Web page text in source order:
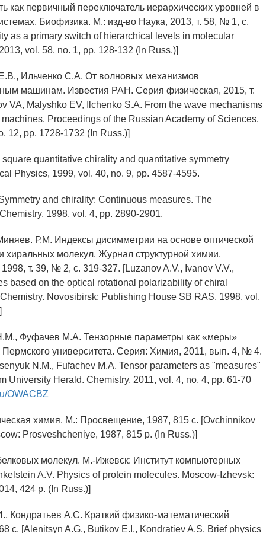
как первичный переключатель иерархических уровней в
Биофизика. М.: изд-во Наука, 2013, т. 58, № 1, с.
as a primary switch of hierarchical levels in molecular
vol. 58. no. 1, pp. 128-132 (In Russ.)]
Ильченко С.А. От волновых механизмов
машинам. Известия РАН. Серия физическая, 2015, т.
VA, Malyshko EV, Ilchenko S.A. From the wave mechanisms
Proceedings of the Russian Academy of Sciences.
12, pp. 1728-1732 (In Russ.)]
quantitative chirality and quantitative symmetry
Physics, 1999, vol. 40, no. 9, pp. 4587-4595.
and chirality: Continuous measures. The
1998, vol. 4, pp. 2890-2901.
Р.М. Индексы дисимметрии на основе оптической
хиральных молекул. Журнал структурной химии.
т. 39, № 2, с. 319-327. [Luzanov A.V., Ivanov V.V.,
based on the optical rotational polarizability of chiral
Novosibirsk: Publishing House SB RAS, 1998, vol.
Фуфачев М.А. Тензорные параметры как «меры»
Пермского университета. Серия: Химия, 2011, вып. 4, № 4.
N.M., Fufachev M.A. Tensor parameters as "measures"
University Herald. Chemistry, 2011, vol. 4, no. 4, pp. 61-70
OWACBZ
химия. М.: Просвещение, 1987, 815 с. [Ovchinnikov
Prosveshcheniye, 1987, 815 p. (In Russ.)]
молекул. М.-Ижевск: Институт компьютерных
A.V. Physics of protein molecules. Moscow-Izhevsk:
424 p. (In Russ.)]
Кондратьев А.С. Краткий физико-математический
с. [Alenitsyn A.G., Butikov E.I., Kondratiev A.S. Brief physics